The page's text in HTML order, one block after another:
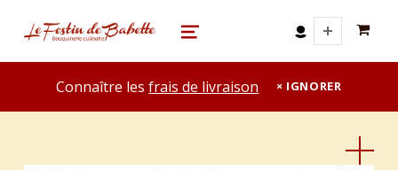
le festin de babette
"LE FESTIN DE BABETTE" – BOUQUINERIE GASTRONOMIQUE MENU
Connaître lesfrais de livraison IGNORER